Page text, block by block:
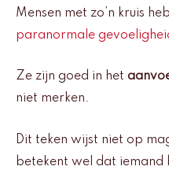
Mensen met zo’n kruis
paranormale
Ze zijn goed in het
niet merken.
Dit teken wijst niet op
betekent wel dat iemand